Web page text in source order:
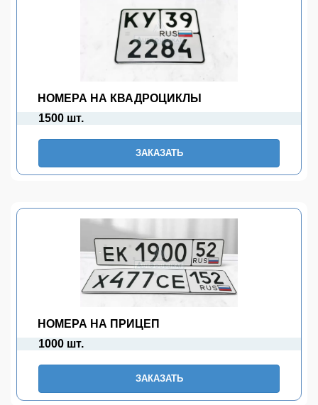
НОМЕРА НА КВАДРОЦИКЛЫ
1500 шт.
ЗАКАЗАТЬ
НОМЕРА НА ПРИЦЕП
1000 шт.
ЗАКАЗАТЬ